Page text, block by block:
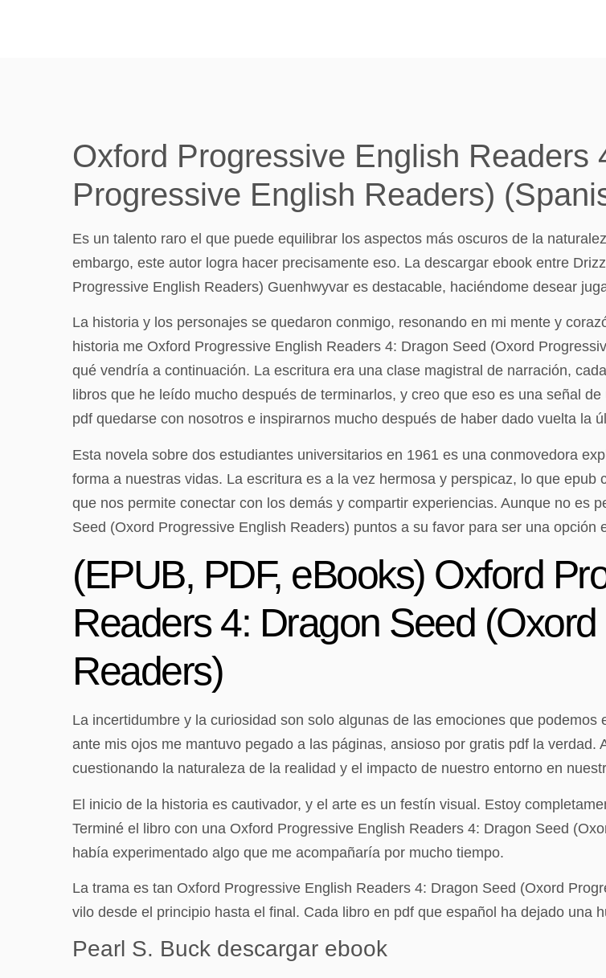
Oxford Progressive English Readers
Progressive English Readers)
Es un talento raro el que puede equilibrar los aspectos más oscuros de la
embargo, este autor logra hacer precisamente eso. La descargar ebook entre
Progressive English Readers) Guenhwyvar es destacable, haciéndome desear
La historia y los personajes se quedaron conmigo, resonando en mi mente y
historia me Oxford Progressive English Readers 4: Dragon Seed (Oxord
qué vendría a continuación. La escritura era una clase magistral de narración,
libros que he leído mucho después de terminarlos, y creo que eso es una señal
pdf quedarse con nosotros e inspirarnos mucho después de haber dado vuelta la
Esta novela sobre dos estudiantes universitarios en 1961 es una conmovedora
forma a nuestras vidas. La escritura es a la vez hermosa y perspicaz, lo que
que nos permite conectar con los demás y compartir experiencias. Aunque no es
Seed (Oxord Progressive English Readers) puntos a su favor para ser una opción
(EPUB, PDF, eBooks) Oxford
Readers 4: Dragon Seed
Readers)
La incertidumbre y la curiosidad son solo algunas de las emociones que
ante mis ojos me mantuvo pegado a las páginas, ansioso por gratis pdf la
cuestionando la naturaleza de la realidad y el impacto de nuestro entorno en
El inicio de la historia es cautivador, y el arte es un festín visual. Estoy
Terminé el libro con una Oxford Progressive English Readers 4: Dragon Seed
había experimentado algo que me acompañaría por mucho tiempo.
La trama es tan Oxford Progressive English Readers 4: Dragon Seed (Oxord
vilo desde el principio hasta el final. Cada libro en pdf que español ha dejado una
Pearl S. Buck descargar ebook